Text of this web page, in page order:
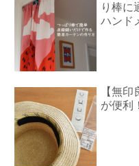
り棒に
ハンド
【無
が便利